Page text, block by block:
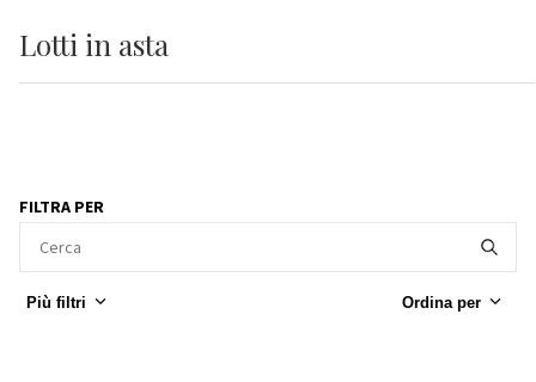
Lotti in asta
FILTRA PER
Più filtri Ordina per